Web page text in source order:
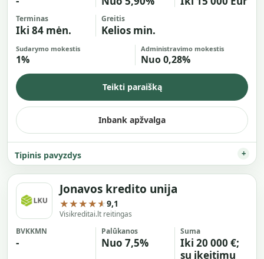
Terminas
Iki 84 mėn.
Greitis
Kelios min.
Sudarymo mokestis
1%
Administravimo mokestis
Nuo 0,28%
Teikti paraišką
Inbank apžvalga
Tipinis pavyzdys
Jonavos kredito unija
★★★★★9,1
Visikreditai.lt reitingas
BVKKMN
-
Palūkanos
Nuo 7,5%
Suma
Iki 20 000 €;
su įkeitimu